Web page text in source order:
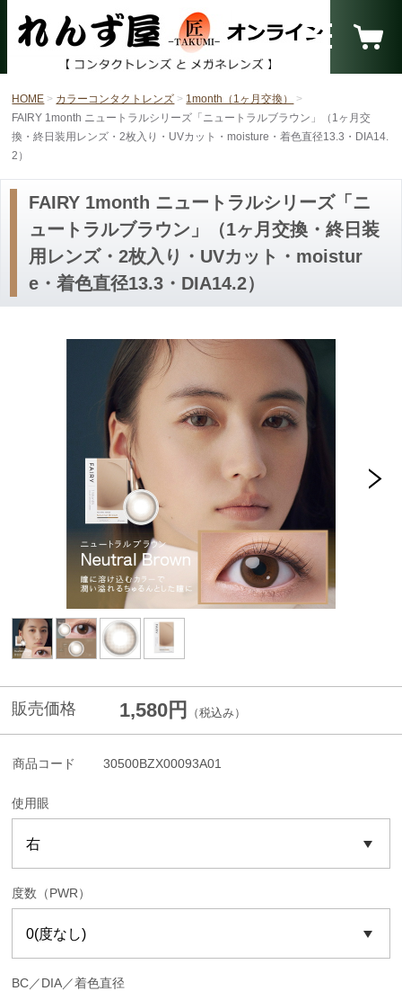
HOME カラーコンタクトレンズ
1month（1ヶ月交換）
FAIRY 1month ニュートラルシリーズ「ニュートラルブラウン」（1ヶ月交
換・終日装用レンズ・2枚入り・UVカット・moisture・着色直径13.3・DIA14.
2）
FAIRY 1month ニュートラルシリーズ「ニ
ュートラルブラウン」（1ヶ月交換・終日装
用レンズ・2枚入り・UVカット・moistur
e・着色直径13.3・DIA14.2）
販売価格 1,580円 （税込み）
商品コード 30500BZX00093A01
使用眼
度数（PWR）
BC／DIA／着色直径